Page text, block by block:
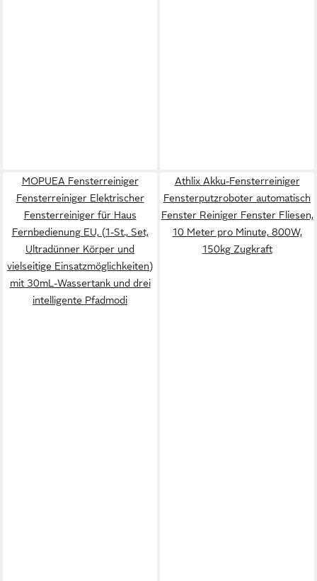
MOPUEA Fensterreiniger
Fensterreiniger Elektrischer
Fensterreiniger für Haus
Fernbedienung EU, (1-St., Set,
Ultradünner Körper und
vielseitige Einsatzmöglichkeiten)
mit 30mL-Wassertank und drei
intelligente Pfadmodi
Athlix Akku-Fensterreiniger
Fensterputzroboter automatisch
Fenster Reiniger Fenster Fliesen,
10 Meter pro Minute, 800W,
150kg Zugkraft